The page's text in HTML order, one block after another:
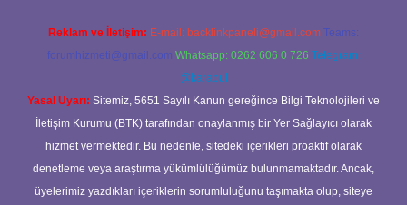
Reklam ve İletişim: E-mail: backlinkpaneli@gmail.com Teams:
forumhizmeti@gmail.com Whatsapp: 0262 606 0 726 Telegram:
@karabul
Yasal Uyarı: Sitemiz, 5651 Sayılı Kanun gereğince Bilgi Teknolojileri ve
İletişim Kurumu (BTK) tarafından onaylanmış bir Yer Sağlayıcı olarak
hizmet vermektedir. Bu nedenle, sitedeki içerikleri proaktif olarak
denetleme veya araştırma yükümlülüğümüz bulunmamaktadır. Ancak,
üyelerimiz yazdıkları içeriklerin sorumluluğunu taşımakta olup, siteye